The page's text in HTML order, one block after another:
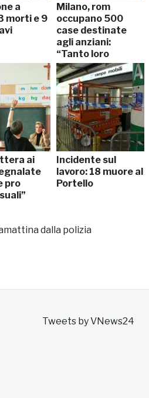
a
morti e 9
Milano, rom
occupano 500
case destinate
agli anziani:
“Tanto loro
muoiono”
ai
pro
Incidente sul
lavoro: 18 muore al
Portello
dalla polizia
Tweets by VNews24